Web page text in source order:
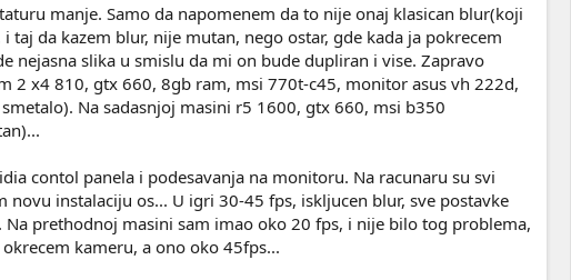
manje. Samo da napomenem da to nije onaj klasican blur(koji
da kazem blur, nije mutan, nego ostar, gde kada ja pokrecem
slika u smislu da mi on bude dupliran i vise. Zapravo
2 x4 810, gtx 660, 8gb ram, msi 770t-c45, monitor asus vh 222d,
Na sadasnjoj masini r5 1600, gtx 660, msi b350
contol panela i podesavanja na monitoru. Na racunaru su svi
instalaciju os... U igri 30-45 fps, iskljucen blur, sve postavke
prethodnoj masini sam imao oko 20 fps, i nije bilo tog problema,
kameru, a ono oko 45fps...